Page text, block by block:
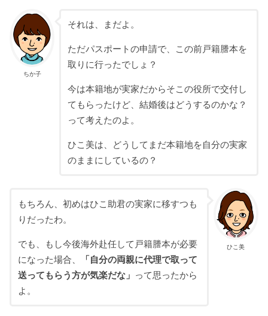
ちか子
それは、まだよ。
ただパスポートの申請で、この前戸籍謄本を
取りに行ったでしょ？
今は本籍地が実家だからそこの役所で交付し
てもらったけど、結婚後はどうするのかな？
って考えたのよ。
ひこ美は、どうしてまだ本籍地を自分の実家
のままにしているの？
ひこ美
もちろん、初めはひこ助君の実家に移すつも
りだったわ。
でも、もし今後海外赴任して戸籍謄本が必要
になった場合、
「自分の両親に代理で取って
送ってもらう方が気楽だな」
って思ったから
よ。